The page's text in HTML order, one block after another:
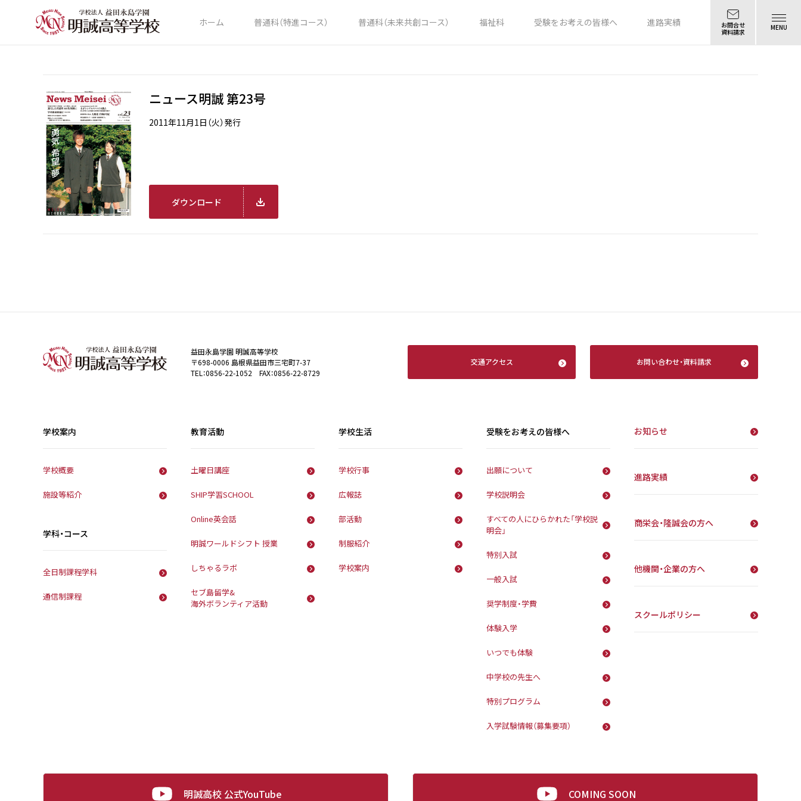
ホーム 普通科（特進コース） 普通科（未来共創コース） 福祉科 受験をお考えの皆様へ 進路実績
お問合せ
資料請求
MENU
ニュース明誠 第23号
2011年11月1日（火）発行
ダウンロード
益田永島学園 明誠高等学校
〒698-0006 島根県益田市三宅町7-37
TEL：0856-22-1052 FAX：0856-22-8729
交通アクセス お問い合わせ・資料請求
学校案内
学校概要
施設等紹介
学科・コース
全日制課程学科
通信制課程
教育活動
土曜日講座
SHIP学習SCHOOL
Online英会話
明誠ワールドシフト 授業
しちゃるラボ
セブ島留学&
海外ボランティア活動
学校生活
学校行事
広報誌
部活動
制服紹介
学校案内
受験をお考えの皆様へ
出願について
学校説明会
すべての人にひらかれた「学校説
明会」
特別入試
一般入試
奨学制度・学費
体験入学
いつでも体験
中学校の先生へ
特別プログラム
入学試験情報（募集要項）
お知らせ
進路実績
商栄会・隆誠会の方へ
他機関・企業の方へ
スクールポリシー
明誠高校 公式YouTube COMING SOON